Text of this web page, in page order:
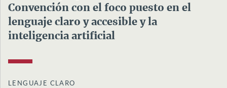
Convención con el foco puesto en el
lenguaje claro y accesible y la
inteligencia artificial
LENGUAJE CLARO